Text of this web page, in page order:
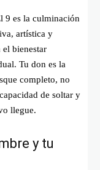
9 es la culminación
artística y
el bienestar
Tu don es la
completo, no
de soltar y
llegue.
y tu